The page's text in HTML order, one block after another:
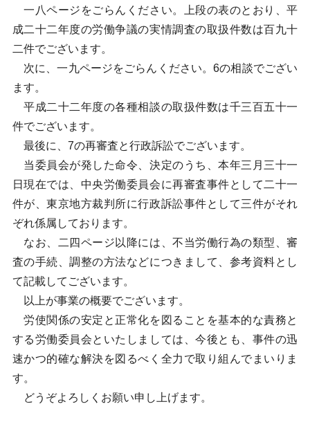
一八ページをごらんください。上段の表のとおり、平
成二十二年度の労働争議の実情調査の取扱件数は百九十
二件でございます。
次に、一九ページをごらんください。6の相談でござい
ます。
平成二十二年度の各種相談の取扱件数は千三百五十一
件でございます。
最後に、7の再審査と行政訴訟でございます。
当委員会が発した命令、決定のうち、本年三月三十一
日現在では、中央労働委員会に再審査事件として二十一
件が、東京地方裁判所に行政訴訟事件として三件がそれ
ぞれ係属しております。
なお、二四ページ以降には、不当労働行為の類型、審
査の手続、調整の方法などにつきまして、参考資料とし
て記載してございます。
以上が事業の概要でございます。
労使関係の安定と正常化を図ることを基本的な責務と
する労働委員会といたしましては、今後とも、事件の迅
速かつ的確な解決を図るべく全力で取り組んでまいりま
す。
どうぞよろしくお願い申し上げます。